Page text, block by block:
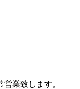
業致します。